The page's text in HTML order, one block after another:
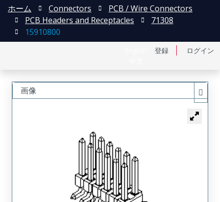
登録 ログイン
ホーム Connectors
PCB / Wire Connectors
PCB Headers and Receptacles
71308
15910800
画像